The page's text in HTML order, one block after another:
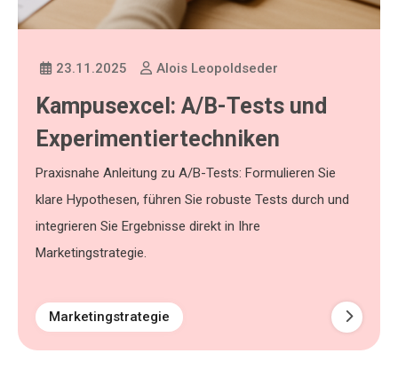
23.11.2025 Alois Leopoldseder
Kampusexcel: A/B-Tests und
Experimentiertechniken
Praxisnahe Anleitung zu A/B-Tests: Formulieren Sie
klare Hypothesen, führen Sie robuste Tests durch und
integrieren Sie Ergebnisse direkt in Ihre
Marketingstrategie.
Marketingstrategie